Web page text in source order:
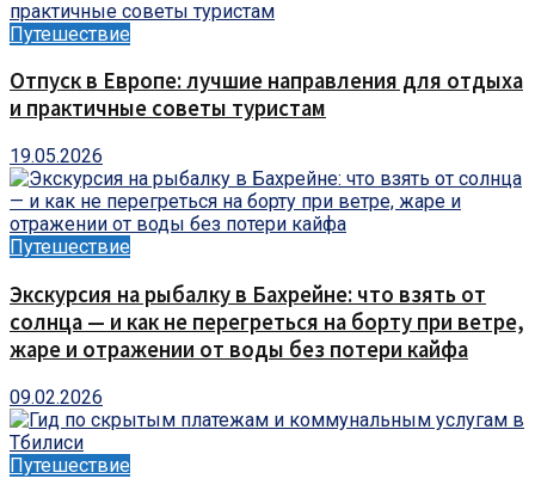
Путешествие
Отпуск в Европе: лучшие направления для отдыха
и практичные советы туристам
19.05.2026
Путешествие
Экскурсия на рыбалку в Бахрейне: что взять от
солнца — и как не перегреться на борту при ветре,
жаре и отражении от воды без потери кайфа
09.02.2026
Путешествие